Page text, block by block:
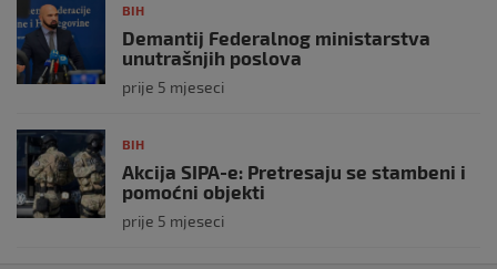
BIH
Demantij Federalnog ministarstva
unutrašnjih poslova
prije 5 mjeseci
BIH
Akcija SIPA-e: Pretresaju se stambeni i
pomoćni objekti
prije 5 mjeseci